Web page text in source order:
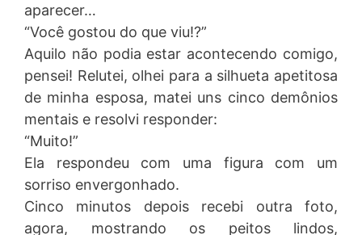
aparecer…
“Você gostou do que viu!?”
Aquilo não podia estar acontecendo comigo,
pensei! Relutei, olhei para a silhueta apetitosa
de minha esposa, matei uns cinco demônios
mentais e resolvi responder:
“Muito!”
Ela respondeu com uma figura com um
sorriso envergonhado.
Cinco minutos depois recebi outra foto,
agora, mostrando os peitos lindos,